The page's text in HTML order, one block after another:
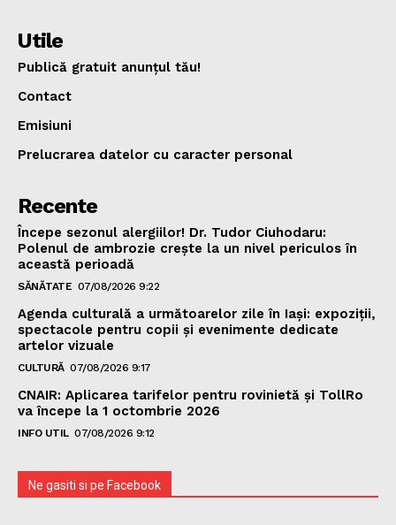
Utile
Publică gratuit anunțul tău!
Contact
Emisiuni
Prelucrarea datelor cu caracter personal
Recente
Începe sezonul alergiilor! Dr. Tudor Ciuhodaru:
Polenul de ambrozie crește la un nivel periculos în
această perioadă
SĂNĂTATE 07/08/2026 9:22
Agenda culturală a următoarelor zile în Iași: expoziții,
spectacole pentru copii și evenimente dedicate
artelor vizuale
CULTURĂ 07/08/2026 9:17
CNAIR: Aplicarea tarifelor pentru rovinietă și TollRo
va începe la 1 octombrie 2026
INFO UTIL 07/08/2026 9:12
Ne gasiti si pe Facebook